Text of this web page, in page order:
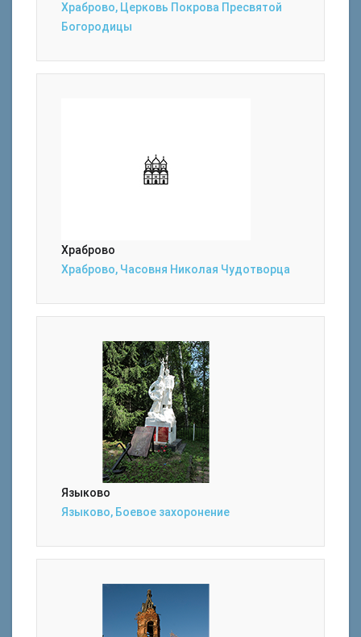
Храброво, Церковь Покрова Пресвятой
Богородицы
Храброво
Храброво, Часовня Николая Чудотворца
Языково
Языково, Боевое захоронение